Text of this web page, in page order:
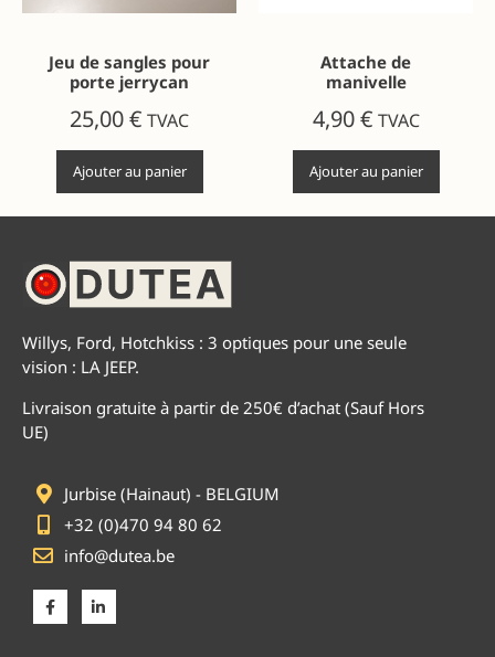
Jeu de sangles pour
porte jerrycan
25,00€ TVAC
Ajouter au panier
Attache de
manivelle
4,90€ TVAC
Ajouter au panier
Willys, Ford, Hotchkiss : 3 optiques pour une seule
vision : LA JEEP.
Livraison gratuite à partir de 250€ d’achat (Sauf Hors
UE)
Jurbise (Hainaut) - BELGIUM
+32 (0)470 94 80 62
info@dutea.be